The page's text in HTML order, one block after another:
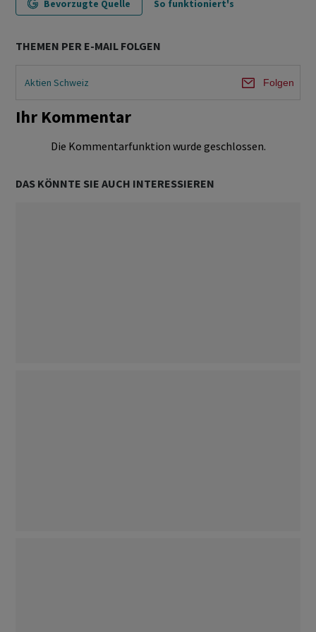
Bevorzugte Quelle So funktioniert's
THEMEN PER E-MAIL FOLGEN
Aktien Schweiz Folgen
Ihr Kommentar
Die Kommentarfunktion wurde geschlossen.
DAS KÖNNTE SIE AUCH INTERESSIEREN